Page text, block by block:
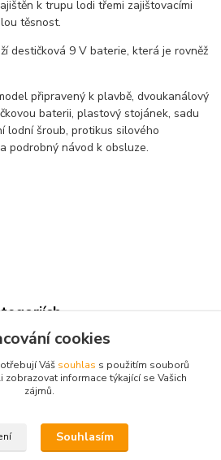
k trupu lodi třemi zajištovacími
těsnost.
destičková 9 V baterie, která je rovněž
připravený k plavbě, dvoukanálový
baterii, plastový stojánek, sadu
lodní šroub, protikus silového
podrobný návod k obsluze.
cookies
Váš souhlas s použitím souborů
zobrazovat informace týkající se Vašich
zájmů.
Souhlasím